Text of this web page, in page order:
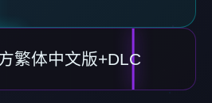
繁体中文版+DLC